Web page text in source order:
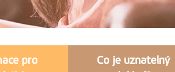
pro
Co je uznatelný